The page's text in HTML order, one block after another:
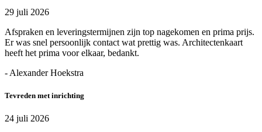
29 juli 2026
Afspraken en leveringstermijnen zijn top nagekomen en prima prijs.
Er was snel persoonlijk contact wat prettig was. Architectenkaart
heeft het prima voor elkaar, bedankt.
- Alexander Hoekstra
Tevreden met inrichting
24 juli 2026